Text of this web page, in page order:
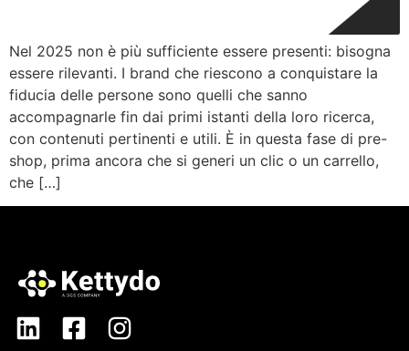
Nel 2025 non è più sufficiente essere presenti: bisogna
essere rilevanti. I brand che riescono a conquistare la
fiducia delle persone sono quelli che sanno
accompagnarle fin dai primi istanti della loro ricerca,
con contenuti pertinenti e utili. È in questa fase di pre-
shop, prima ancora che si generi un clic o un carrello,
che […]